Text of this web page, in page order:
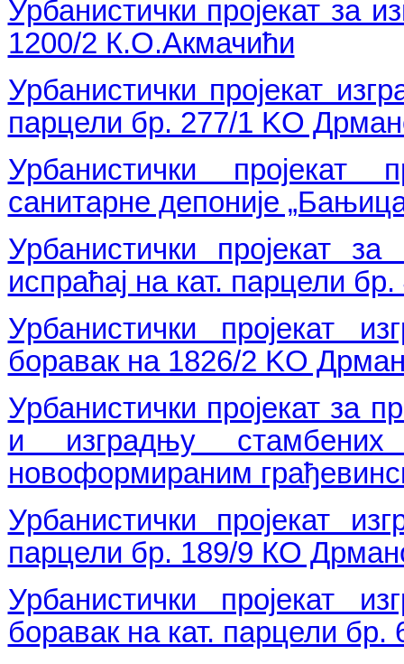
Урбанистички пројекат за
1200/2 К.О.Акмачићи
Урбанистички пројекат
парцели бр. 277/1 KO
Урбанистички пројекат
санитарне депоније
Урбанистички пројекат
испраћај на кат. парцели
Урбанистички пројекат
боравак на 1826/2 KO
Урбанистички пројекат за
и изградњу
новоформираним
Урбанистички пројекат
парцели бр. 189/9 КО
Урбанистички пројекат
боравак на кат. парцели